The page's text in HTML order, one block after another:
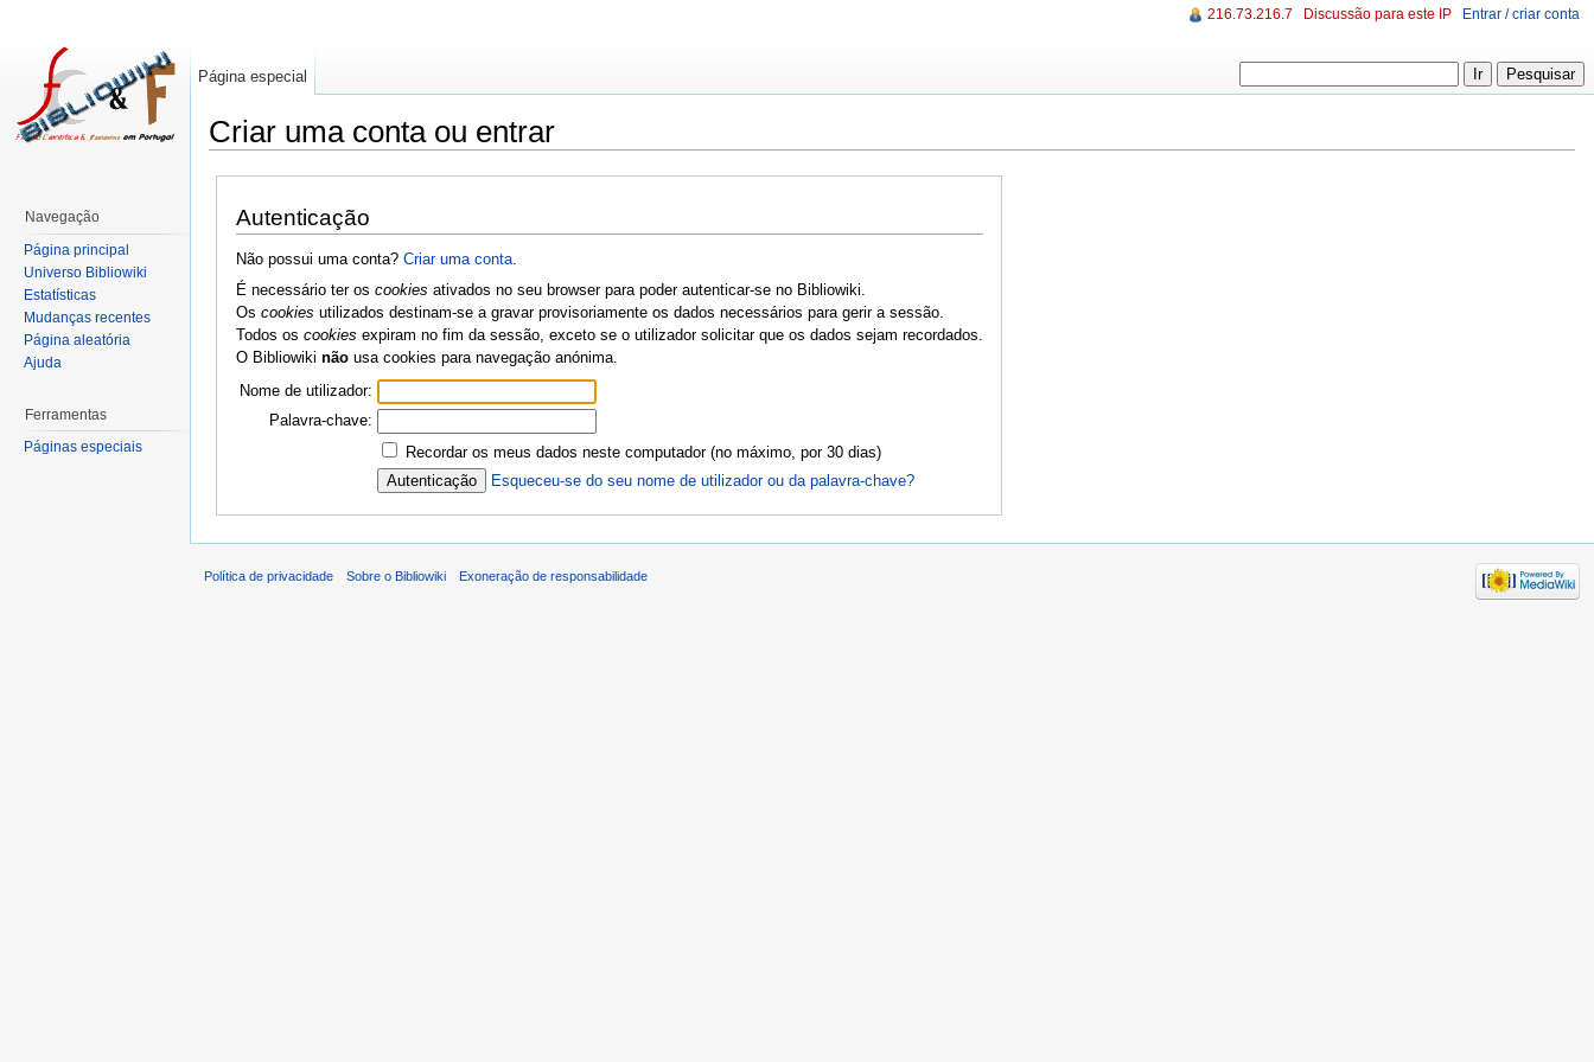
Criar uma conta ou entrar
Autenticação
Não possui uma conta? Criar uma conta.
É necessário ter os cookies ativados no seu browser para poder autenticar-se no Bibliowiki.
Os cookies utilizados destinam-se a gravar provisoriamente os dados necessários para gerir a sessão.
Todos os cookies expiram no fim da sessão, exceto se o utilizador solicitar que os dados sejam recordados.
O Bibliowiki nãousa cookies para navegação anónima.
Nome de utilizador:
Palavra-chave:
Recordar os meus dados neste computador (no máximo, por 30 dias)
Esqueceu-se do seu nome de utilizador ou da palavra-chave?
216.73.216.7 Discussão para este IP Entrar / criar conta
Página especial
Navegação
Página principal
Universo Bibliowiki
Estatísticas
Mudanças recentes
Página aleatória
Ajuda
Ferramentas
Páginas especiais
Política de privacidade Sobre o Bibliowiki Exoneração de responsabilidade